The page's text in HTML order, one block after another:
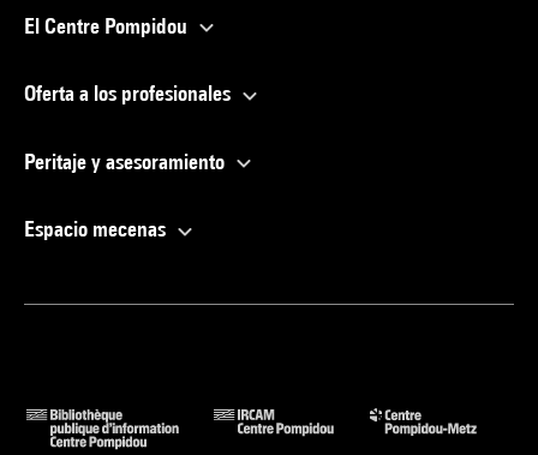
El Centre Pompidou
Oferta a los profesionales
Peritaje y asesoramiento
Espacio mecenas